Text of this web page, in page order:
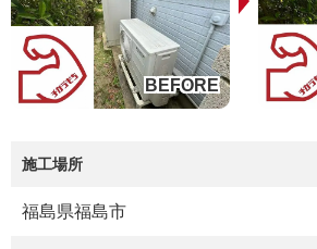
施工場所
福島県福島市